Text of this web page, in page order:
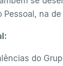
Pessoal, na
do